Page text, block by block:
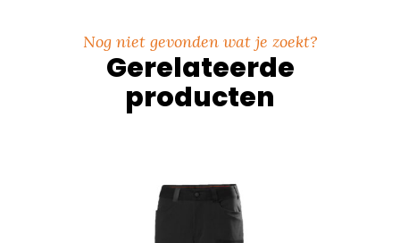
Nog niet gevonden wat je zoekt?
Gerelateerde
producten